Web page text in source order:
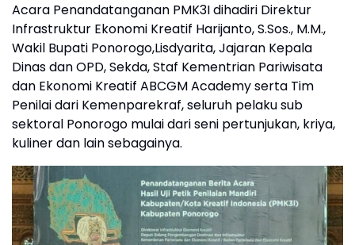
Acara Penandatanganan PMK3I dihadiri Direktur
Infrastruktur Ekonomi Kreatif Harijanto, S.Sos., M.M.,
Wakil Bupati Ponorogo,Lisdyarita, Jajaran Kepala
Dinas dan OPD, Sekda, Staf Kementrian Pariwisata
dan Ekonomi Kreatif ABCGM Academy serta Tim
Penilai dari Kemenparekraf, seluruh pelaku sub
sektoral Ponorogo mulai dari seni pertunjukan, kriya,
kuliner dan lain sebagainya.